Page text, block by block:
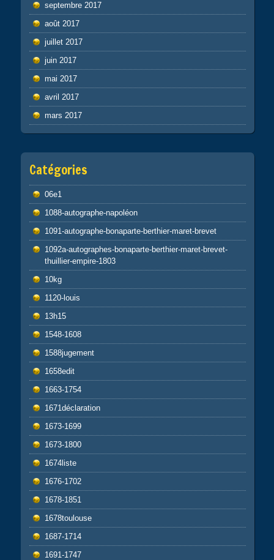
septembre 2017
août 2017
juillet 2017
juin 2017
mai 2017
avril 2017
mars 2017
Catégories
06e1
1088-autographe-napoléon
1091-autographe-bonaparte-berthier-maret-brevet
1092a-autographes-bonaparte-berthier-maret-brevet-
thuillier-empire-1803
10kg
1120-louis
13h15
1548-1608
1588jugement
1658edit
1663-1754
1671déclaration
1673-1699
1673-1800
1674liste
1676-1702
1678-1851
1678toulouse
1687-1714
1691-1747